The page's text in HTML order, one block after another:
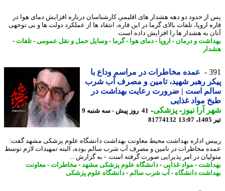
حدود دو دهه هشدار های اقلیمیِ کارشناسان درباره افزایش دمای هوا در
اروپا، تلفات بالای گرما در این قاره، انتقاد ها از عملکرد دولت ها و بی توجهی
به هشدار ها را افزایش داده است.
و درمان -اروپا - دمای هوا-گرما- وسایل حمل و نقل عمومی-تلفات-
عمده مخاطرات در مراسم وداع با
رهبر شهید، تامین و مصرف آب شرب
است | ضرورت رعایت بهداشت در
مواد غذایی
آرا نیوز-پزشکی-
41 روز پیش - سه شنبه 9
81774132
اداره بهداشت محیط معاونت بهداشت دانشگاه علوم پزشکی مشهد گفت:
مخاطرات در تامین و مصرف آب شرب سالم بوده، البته تمهیدات لازم توسط
در امر پذیرایی صورت گرفته است. - به گزارش ...
-مواد غذایی- دانشگاه علوم پزشکی مشهد-مخاطرات- معاونت
دانشگاه-آب شرب سالم-دانشگاه علوم پزشکی